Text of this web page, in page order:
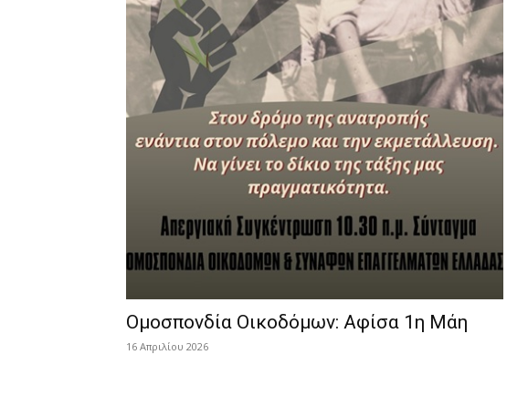
Ομοσπονδία Οικοδόμων: Αφίσα 1η Μάη
16 Απριλίου 2026